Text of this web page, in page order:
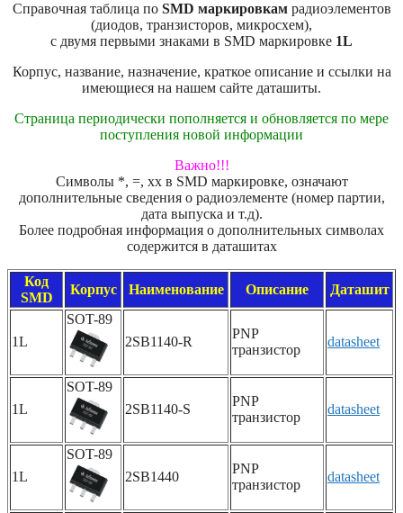
Справочная таблица по SMD маркировкамрадиоэлементов
(диодов, транзисторов, микросхем),
с двумя первыми знаками в SMD маркировке 1L
Корпус, название, назначение, краткое описание и ссылки на
имеющиеся на нашем сайте даташиты.
Страница периодически пополняется и обновляется по мере
поступления новой информации
Важно!!!
Символы *, =, xx в SMD маркировке, означают
дополнительные сведения о радиоэлементе (номер партии,
дата выпуска и т.д).
Более подробная информация о дополнительных символах
содержится в даташитах
Код
SMD
Корпус Наименование Описание Даташит
1L
SOT-89
2SB1140-R
PNP
транзистор
datasheet
1L
SOT-89
2SB1140-S
PNP
транзистор
datasheet
1L
SOT-89
2SB1440
PNP
транзистор
datasheet